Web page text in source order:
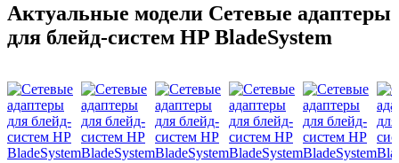
Актуальные модели Сетевые адаптеры
для блейд-систем HP BladeSystem